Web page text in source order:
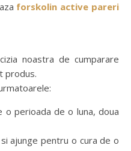
forskolin active pareri
noastra de cumparare
produs.
perioada de o luna, doua
ajunge pentru o cura de o